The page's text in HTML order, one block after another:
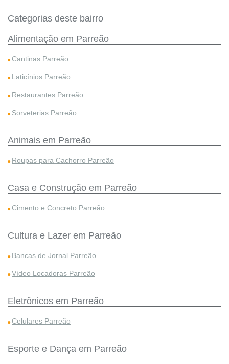
Categorias deste bairro
Alimentação em Parreão
Cantinas Parreão
Laticínios Parreão
Restaurantes Parreão
Sorveterias Parreão
Animais em Parreão
Roupas para Cachorro Parreão
Casa e Construção em Parreão
Cimento e Concreto Parreão
Cultura e Lazer em Parreão
Bancas de Jornal Parreão
Vídeo Locadoras Parreão
Eletrônicos em Parreão
Celulares Parreão
Esporte e Dança em Parreão